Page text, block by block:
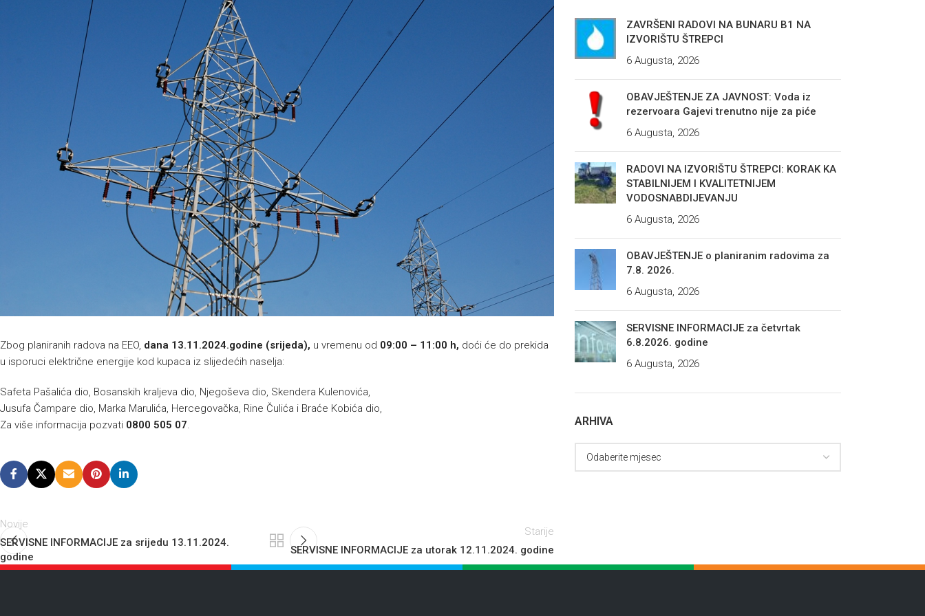
Zbog planiranih radova na EEO, dana 13.11.2024.godine (srijeda), u vremenu od 09:00 – 11:00 h, doći će do prekida
u isporuci električne energije kod kupaca iz slijedećih naselja:
Safeta Pašalića dio, Bosanskih kraljeva dio, Njegoševa dio, Skendera Kulenovića,
Jusufa Čampare dio, Marka Marulića, Hercegovačka, Rine Čulića i Braće Kobića dio,
Za više informacija pozvati 0800 505 07.
Novije
SERVISNE INFORMACIJE za srijedu 13.11.2024.
godine
Starije
SERVISNE INFORMACIJE za utorak 12.11.2024. godine
ZAVRŠENI RADOVI NA BUNARU B1 NA
IZVORIŠTU ŠTREPCI
6 Augusta, 2026
OBAVJEŠTENJE ZA JAVNOST: Voda iz
rezervoara Gajevi trenutno nije za piće
6 Augusta, 2026
RADOVI NA IZVORIŠTU ŠTREPCI: KORAK KA
STABILNIJEM I KVALITETNIJEM
VODOSNABDIJEVANJU
6 Augusta, 2026
OBAVJEŠTENJE o planiranim radovima za
7.8. 2026.
6 Augusta, 2026
SERVISNE INFORMACIJE za četvrtak
6.8.2026. godine
6 Augusta, 2026
ARHIVA